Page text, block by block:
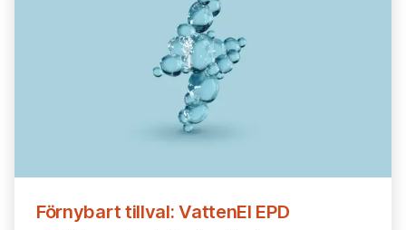
Förnybart tillval: VattenEl EPD